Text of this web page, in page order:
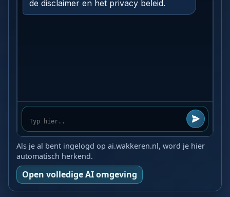
Als je al bent ingelogd op ai.wakkeren.nl, word je hier
automatisch herkend.
Open volledige AI omgeving